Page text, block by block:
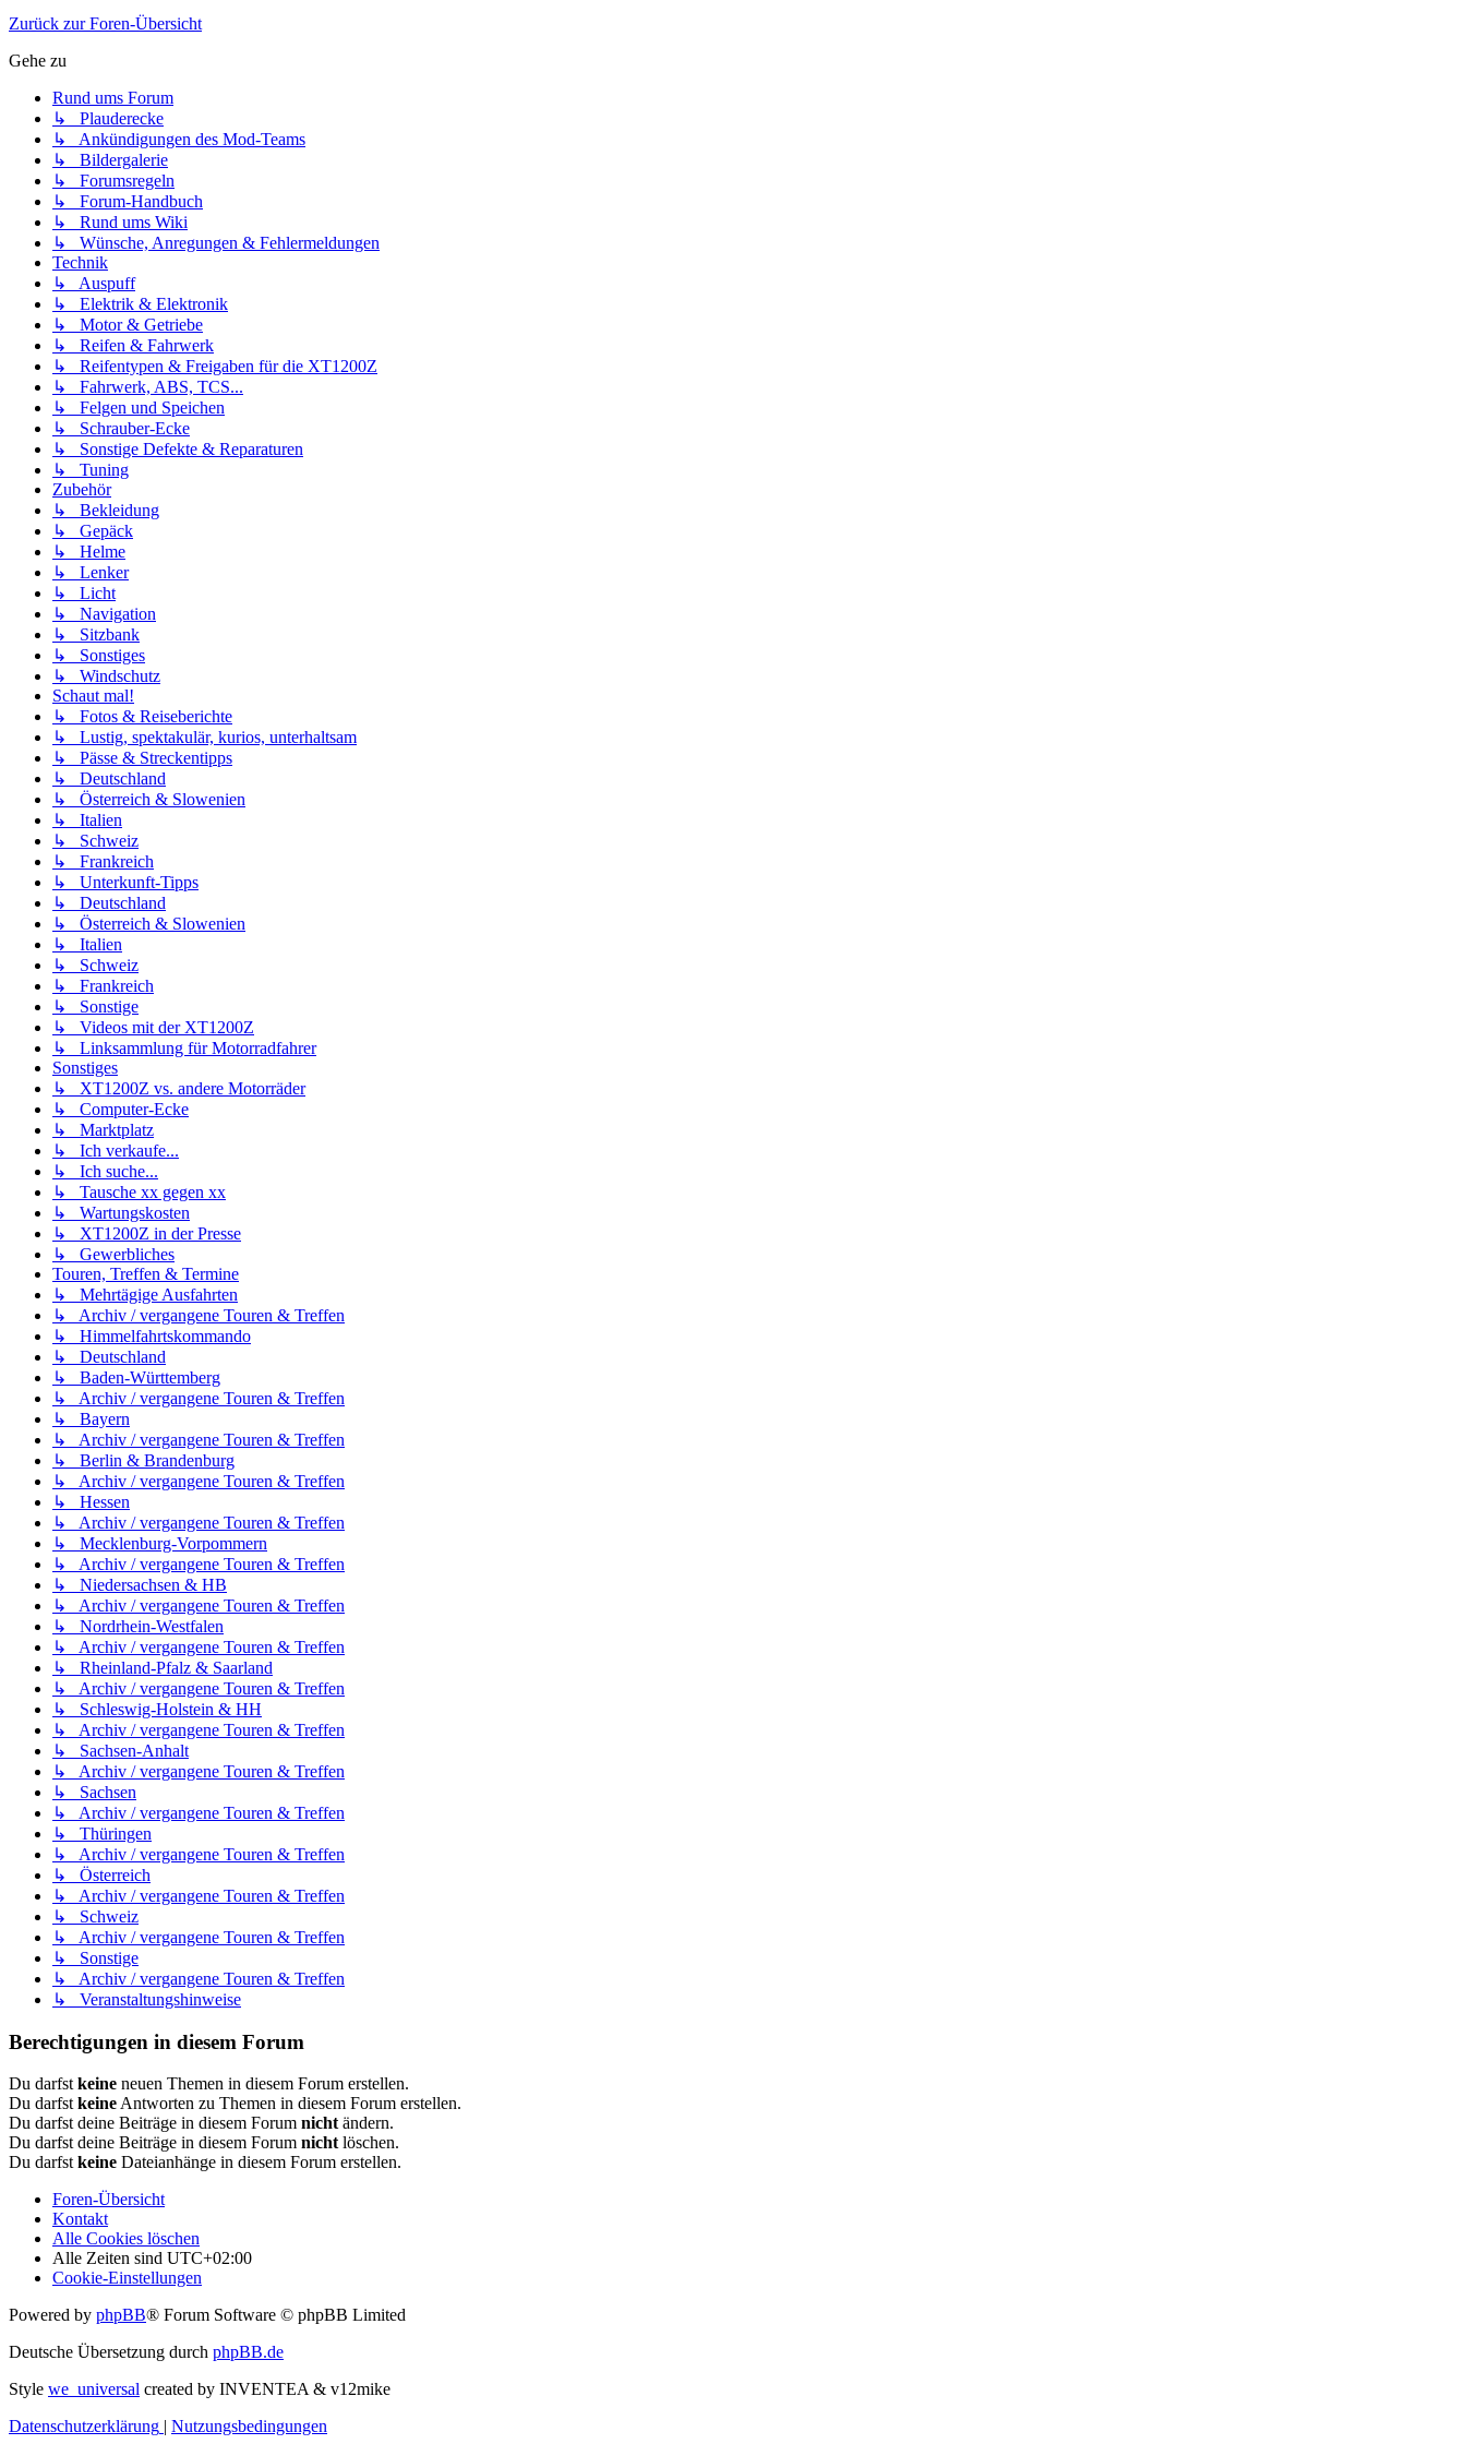
Zurück zur Foren-Übersicht
Gehe zu
Rund ums Forum
↳ Plauderecke
↳ Ankündigungen des Mod-Teams
↳ Bildergalerie
↳ Forumsregeln
↳ Forum-Handbuch
↳ Rund ums Wiki
↳ Wünsche, Anregungen & Fehlermeldungen
Technik
↳ Auspuff
↳ Elektrik & Elektronik
↳ Motor & Getriebe
↳ Reifen & Fahrwerk
↳ Reifentypen & Freigaben für die XT1200Z
↳ Fahrwerk, ABS, TCS...
↳ Felgen und Speichen
↳ Schrauber-Ecke
↳ Sonstige Defekte & Reparaturen
↳ Tuning
Zubehör
↳ Bekleidung
↳ Gepäck
↳ Helme
↳ Lenker
↳ Licht
↳ Navigation
↳ Sitzbank
↳ Sonstiges
↳ Windschutz
Schaut mal!
↳ Fotos & Reiseberichte
↳ Lustig, spektakulär, kurios, unterhaltsam
↳ Pässe & Streckentipps
↳ Deutschland
↳ Österreich & Slowenien
↳ Italien
↳ Schweiz
↳ Frankreich
↳ Unterkunft-Tipps
↳ Deutschland
↳ Österreich & Slowenien
↳ Italien
↳ Schweiz
↳ Frankreich
↳ Sonstige
↳ Videos mit der XT1200Z
↳ Linksammlung für Motorradfahrer
Sonstiges
↳ XT1200Z vs. andere Motorräder
↳ Computer-Ecke
↳ Marktplatz
↳ Ich verkaufe...
↳ Ich suche...
↳ Tausche xx gegen xx
↳ Wartungskosten
↳ XT1200Z in der Presse
↳ Gewerbliches
Touren, Treffen & Termine
↳ Mehrtägige Ausfahrten
↳ Archiv / vergangene Touren & Treffen
↳ Himmelfahrtskommando
↳ Deutschland
↳ Baden-Württemberg
↳ Archiv / vergangene Touren & Treffen
↳ Bayern
↳ Archiv / vergangene Touren & Treffen
↳ Berlin & Brandenburg
↳ Archiv / vergangene Touren & Treffen
↳ Hessen
↳ Archiv / vergangene Touren & Treffen
↳ Mecklenburg-Vorpommern
↳ Archiv / vergangene Touren & Treffen
↳ Niedersachsen & HB
↳ Archiv / vergangene Touren & Treffen
↳ Nordrhein-Westfalen
↳ Archiv / vergangene Touren & Treffen
↳ Rheinland-Pfalz & Saarland
↳ Archiv / vergangene Touren & Treffen
↳ Schleswig-Holstein & HH
↳ Archiv / vergangene Touren & Treffen
↳ Sachsen-Anhalt
↳ Archiv / vergangene Touren & Treffen
↳ Sachsen
↳ Archiv / vergangene Touren & Treffen
↳ Thüringen
↳ Archiv / vergangene Touren & Treffen
↳ Österreich
↳ Archiv / vergangene Touren & Treffen
↳ Schweiz
↳ Archiv / vergangene Touren & Treffen
↳ Sonstige
↳ Archiv / vergangene Touren & Treffen
↳ Veranstaltungshinweise
Berechtigungen in diesem Forum
Du darfst keine neuen Themen in diesem Forum erstellen.
Du darfst keine Antworten zu Themen in diesem Forum erstellen.
Du darfst deine Beiträge in diesem Forum nicht ändern.
Du darfst deine Beiträge in diesem Forum nicht löschen.
Du darfst keine Dateianhänge in diesem Forum erstellen.
Foren-Übersicht
Kontakt
Alle Cookies löschen
Alle Zeiten sind UTC+02:00
Cookie-Einstellungen
Powered by phpBB® Forum Software © phpBB Limited
Deutsche Übersetzung durch phpBB.de
Style we_universal created by INVENTEA & v12mike
Datenschutzerklärung | Nutzungsbedingungen